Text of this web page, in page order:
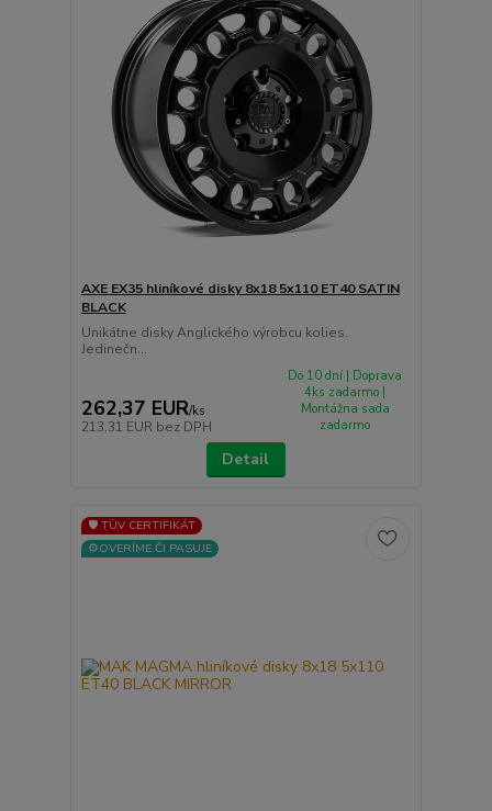
AXE EX35 hliníkové disky 8x18 5x110 ET40 SATIN
BLACK
Unikátne disky Anglického výrobcu kolies.
Jedinečn...
262,37 EUR/ks
213,31 EUR bez DPH
Do 10 dní | Doprava
4ks zadarmo |
Montážna sada
zadarmo
Detail
🛡️ TÜV CERTIFIKÁT
⚙️OVERÍME ČI PASUJE